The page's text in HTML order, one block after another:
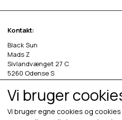
Kontakt:
Black Sun
Mads Z
Sivlandvænget 27 C
5260 Odense S
Denmark
Phone: +45 69 13 27 00
cvr. 36535458
Vi bruger
Vi bruger egne cookies og